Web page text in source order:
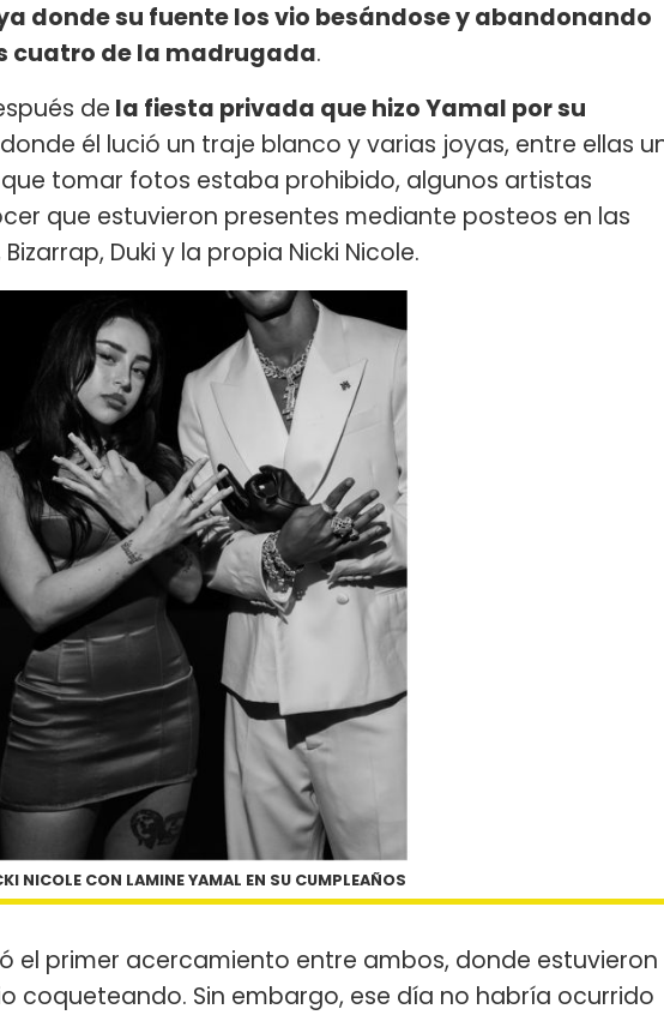
donde su fuente los vio besándose y abandonando
cuatro de la madrugada.
de la fiesta privada que hizo Yamal por su
donde él lució un traje blanco y varias joyas, entre ellas
que tomar fotos estaba prohibido, algunos artistas
que estuvieron presentes mediante posteos en las
Duki y la propia Nicki Nicole.
NICOLE CON LAMINE YAMAL EN SU CUMPLEAÑOS
el primer acercamiento entre ambos, donde estuvieron
coqueteando. Sin embargo, ese día no habría ocurrido